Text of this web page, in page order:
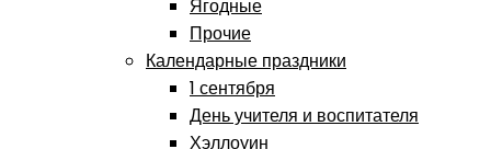
Ягодные
Прочие
Календарные праздники
1 сентября
День учителя и воспитателя
Хэллоуин